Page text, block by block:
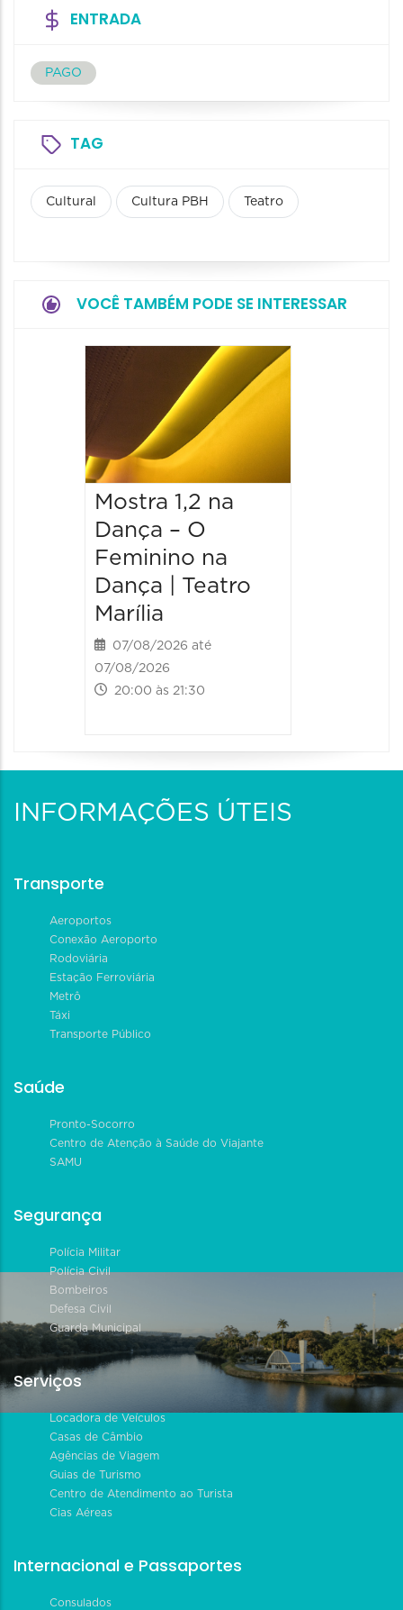
ENTRADA
PAGO
TAG
Cultural Cultura PBH Teatro
VOCÊ TAMBÉM PODE SE INTERESSAR
Mostra 1,2 na
Dança – O
Feminino na
Dança | Teatro
Marília
07/08/2026 até
07/08/2026
20:00 às 21:30
INFORMAÇÕES ÚTEIS
Transporte
Aeroportos
Conexão Aeroporto
Rodoviária
Estação Ferroviária
Metrô
Táxi
Transporte Público
Saúde
Pronto-Socorro
Centro de Atenção à Saúde do Viajante
SAMU
Segurança
Polícia Militar
Polícia Civil
Bombeiros
Defesa Civil
Guarda Municipal
Serviços
Locadora de Veículos
Casas de Câmbio
Agências de Viagem
Guias de Turismo
Centro de Atendimento ao Turista
Cias Aéreas
Internacional e Passaportes
Consulados